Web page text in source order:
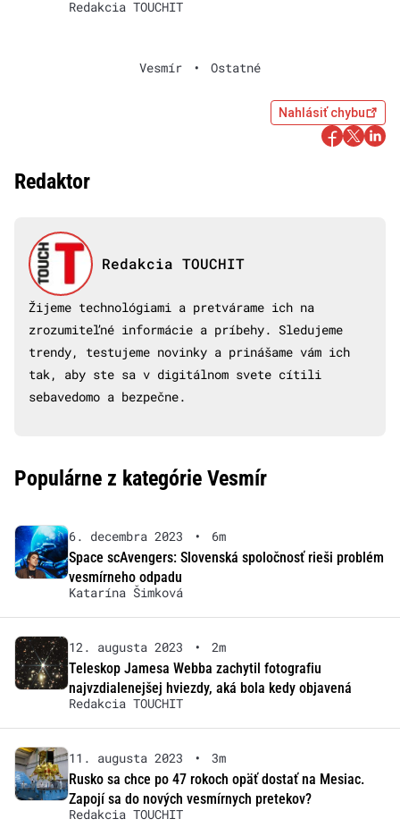
Redakcia TOUCHIT
Vesmír • Ostatné
Nahlásiť chybu
Redaktor
Redakcia TOUCHIT
Žijeme technológiami a pretvárame ich na
zrozumiteľné informácie a príbehy. Sledujeme
trendy, testujeme novinky a prinášame vám ich
tak, aby ste sa v digitálnom svete cítili
sebavedomo a bezpečne.
Populárne z kategórie Vesmír
6. decembra 2023 •
6m
Space scAvengers: Slovenská spoločnosť rieši problém
vesmírneho odpadu
Katarína Šimková
12. augusta 2023 •
2m
Teleskop Jamesa Webba zachytil fotografiu
najvzdialenejšej hviezdy, aká bola kedy objavená
Redakcia TOUCHIT
11. augusta 2023 •
3m
Rusko sa chce po 47 rokoch opäť dostať na Mesiac.
Zapojí sa do nových vesmírnych pretekov?
Redakcia TOUCHIT